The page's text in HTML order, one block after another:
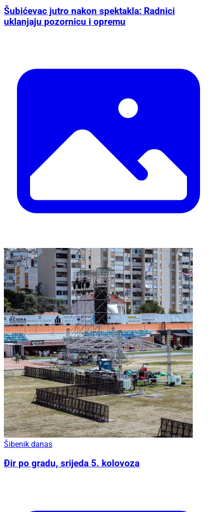
Šubićevac jutro nakon spektakla: Radnici
uklanjaju pozornicu i opremu
Šibenik danas
Đir po gradu, srijeda 5. kolovoza